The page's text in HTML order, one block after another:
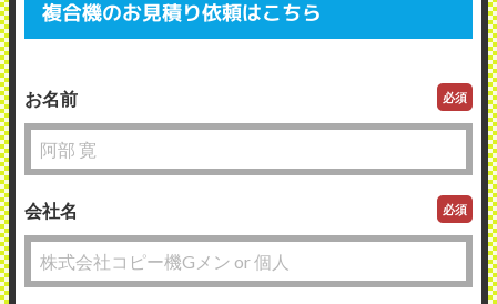
複合機のお見積り依頼はこちら
お名前 必須
会社名 必須